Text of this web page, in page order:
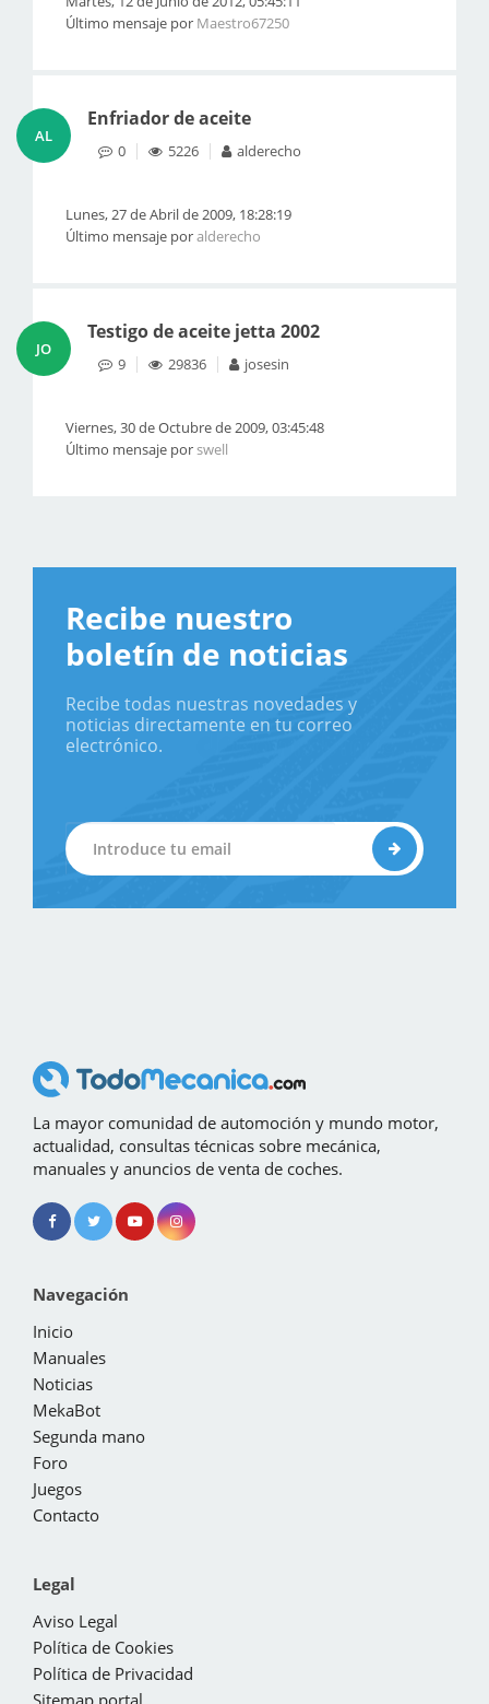
Último mensaje por Maestro67250
AL
Enfriador de aceite
0 5226 alderecho
Lunes, 27 de Abril de 2009, 18:28:19
Último mensaje poralderecho
JO
Testigo de aceite jetta 2002
9 29836 josesin
Viernes, 30 de Octubre de 2009, 03:45:48
Último mensaje porswell
Recibe nuestro
boletín de noticias
Recibe todas nuestras novedades y
noticias directamente en tu correo
electrónico.
La mayor comunidad de automoción y mundo motor,
actualidad, consultas técnicas sobre mecánica,
manuales y anuncios de venta de coches.
Navegación
Inicio
Manuales
Noticias
MekaBot
Segunda mano
Foro
Juegos
Contacto
Legal
Aviso Legal
Política de Cookies
Política de Privacidad